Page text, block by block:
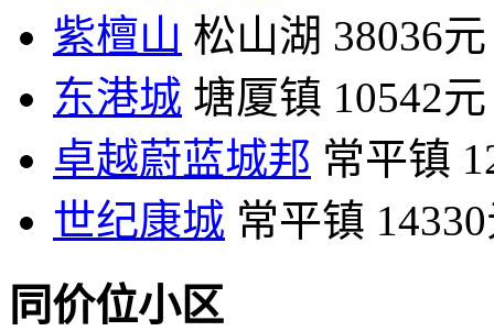
紫檀山 松山湖 38036元
东港城 塘厦镇 10542元
卓越蔚蓝城邦 常平镇
世纪康城 常平镇
同价位小区